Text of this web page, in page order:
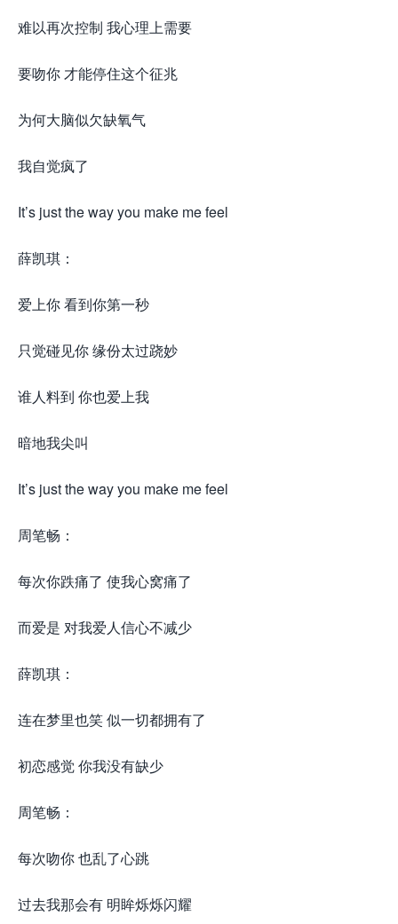
难以再次控制 我心理上需要
要吻你 才能停住这个征兆
为何大脑似欠缺氧气
我自觉疯了
It’s just the way you make me feel
薛凯琪：
爱上你 看到你第一秒
只觉碰见你 缘份太过跷妙
谁人料到 你也爱上我
暗地我尖叫
It’s just the way you make me feel
周笔畅：
每次你跌痛了 使我心窝痛了
而爱是 对我爱人信心不减少
薛凯琪：
连在梦里也笑 似一切都拥有了
初恋感觉 你我没有缺少
周笔畅：
每次吻你 也乱了心跳
过去我那会有 明眸烁烁闪耀